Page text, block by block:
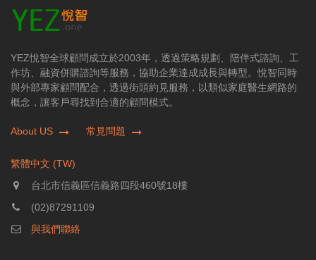
YEZ悅智全球顧問成立於2003年，透過策略規劃、陪伴式諮詢、工
作坊、融資併購諮詢等服務，協助企業達成成長與轉型。悅智同時
與外部專家顧問配合，透過街頭約見服務，以類似家庭醫生網路的
概念，讓客戶尋找到合適的顧問模式。
About US 常見問題
繁體中文 (TW)
台北市信義區信義路四段460號18樓
(02)87291109
與我們聯絡